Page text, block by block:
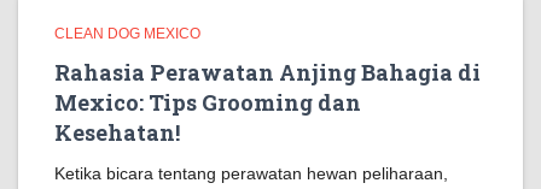
CLEAN DOG MEXICO
Rahasia Perawatan Anjing Bahagia di
Mexico: Tips Grooming dan
Kesehatan!
Ketika bicara tentang perawatan hewan peliharaan,